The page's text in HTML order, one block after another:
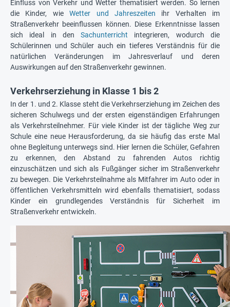
Einfluss von Verkehr und Wetter thematisiert werden. So lernen
die Kinder, wieWetter und Jahreszeiten ihr Verhalten im
Straßenverkehr beeinflussen können. Diese Erkenntnisse lassen
sich ideal in denSachunterricht integrieren, wodurch die
Schülerinnen und Schüler auch ein tieferes Verständnis für die
natürlichen Veränderungen im Jahresverlauf und deren
Auswirkungen auf den Straßenverkehr gewinnen.
Verkehrserziehung in Klasse 1 bis 2
In der 1. und 2. Klasse steht die Verkehrserziehung im Zeichen des
sicheren Schulwegs und der ersten eigenständigen Erfahrungen
als Verkehrsteilnehmer. Für viele Kinder ist der tägliche Weg zur
Schule eine neue Herausforderung, da sie häufig das erste Mal
ohne Begleitung unterwegs sind. Hier lernen die Schüler, Gefahren
zu erkennen, den Abstand zu fahrenden Autos richtig
einzuschätzen und sich als Fußgänger sicher im Straßenverkehr
zu bewegen. Die Verkehrsteilnahme als Mitfahrer im Auto oder in
öffentlichen Verkehrsmitteln wird ebenfalls thematisiert, sodass
Kinder ein grundlegendes Verständnis für Sicherheit im
Straßenverkehr entwickeln.